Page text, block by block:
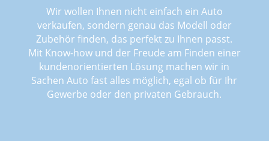
Wir wollen Ihnen nicht einfach ein Auto
verkaufen, sondern genau das Modell oder
Zubehör finden, das perfekt zu Ihnen passt.
Mit Know-how und der Freude am Finden einer
kundenorientierten Lösung machen wir in
Sachen Auto fast alles möglich, egal ob für Ihr
Gewerbe oder den privaten Gebrauch.